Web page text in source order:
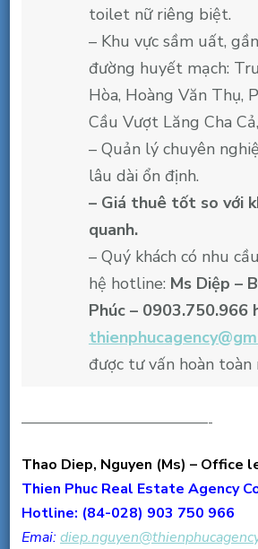
toilet nữ riêng biệt.
– Khu vực sầm uất,
đường huyết mạch:
Hòa, Hoàng Văn Thụ,
Cầu Vượt Lăng Cha
– Quản lý chuyên
lâu dài ổn định.
– Giá thuê tốt so với
quanh.
– Quý khách có nhu
hệ hotline: Ms Diệp –
Phúc – 0903.750.966
được tư vấn hoàn toàn
—————————————-
Thao Diep, Nguyen (Ms) – Office
Thien Phuc Real Estate Agency
Hotline: (84-028) 903 750 966
Emai: